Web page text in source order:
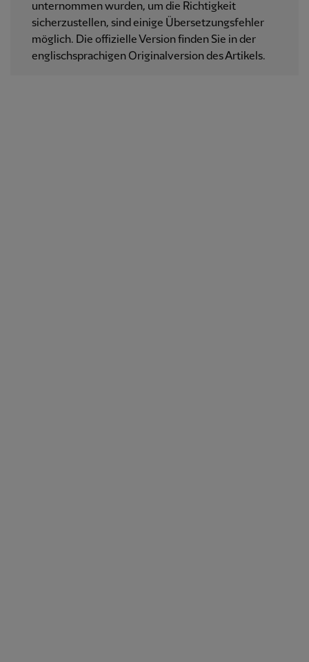
unternommen wurden, um die Richtigkeit
sicherzustellen, sind einige Übersetzungsfehler
möglich. Die offizielle Version finden Sie in der
englischsprachigen Originalversion des Artikels.